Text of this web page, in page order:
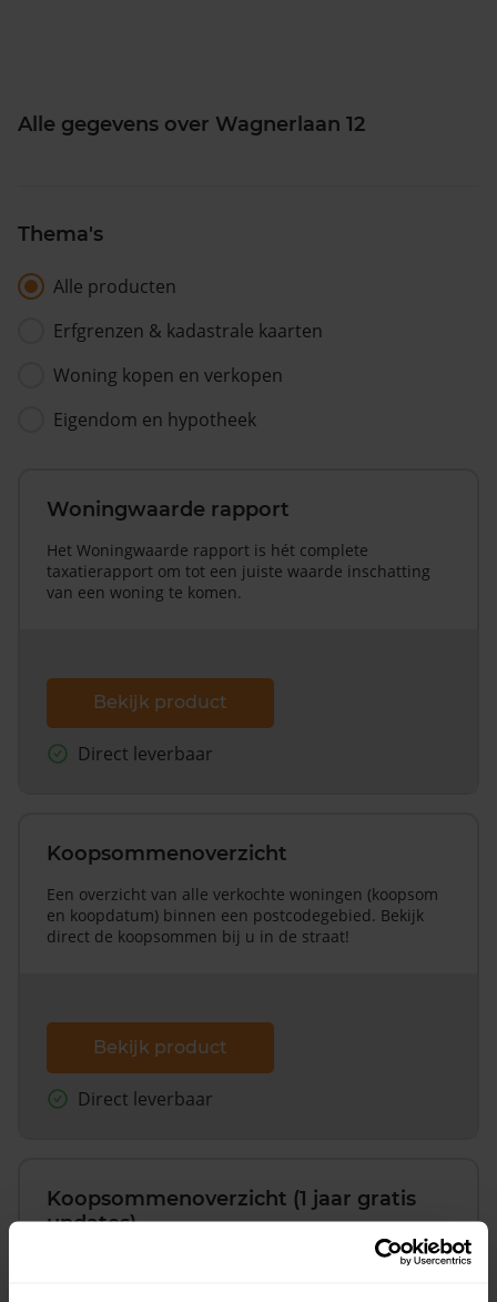
Alle gegevens over Wagnerlaan 12
Thema's
Alle producten
Erfgrenzen & kadastrale kaarten
Woning kopen en verkopen
Eigendom en hypotheek
Woningwaarde rapport
Het Woningwaarde rapport is hét complete
taxatierapport om tot een juiste waarde inschatting
van een woning te komen.
Bekijk product
Direct leverbaar
Koopsommenoverzicht
Een overzicht van alle verkochte woningen (koopsom
en koopdatum) binnen een postcodegebied. Bekijk
direct de koopsommen bij u in de straat!
Bekijk product
Direct leverbaar
Koopsommenoverzicht (1 jaar gratis
updates)